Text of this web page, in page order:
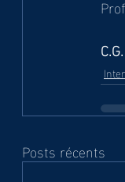
C.G.
Posts récents